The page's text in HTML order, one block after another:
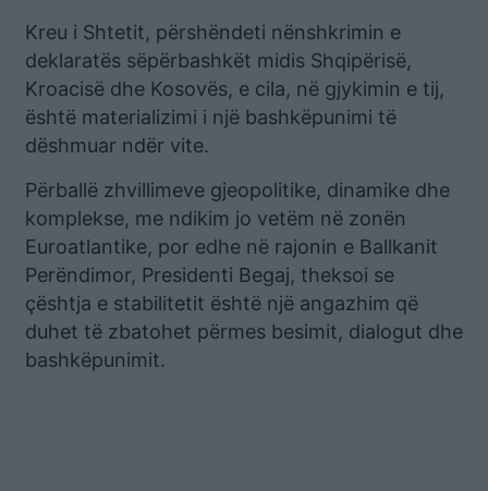
Kreu i Shtetit, përshëndeti nënshkrimin e
deklaratës sëpërbashkët midis Shqipërisë,
Kroacisë dhe Kosovës, e cila, në gjykimin e tij,
është materializimi i një bashkëpunimi të
dëshmuar ndër vite.
Përballë zhvillimeve gjeopolitike, dinamike dhe
komplekse, me ndikim jo vetëm në zonën
Euroatlantike, por edhe në rajonin e Ballkanit
Perëndimor, Presidenti Begaj, theksoi se
çështja e stabilitetit është një angazhim që
duhet të zbatohet përmes besimit, dialogut dhe
bashkëpunimit.